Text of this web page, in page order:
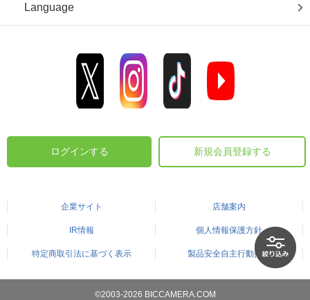
Language
ログインする 新規会員登録する
企業サイト 店舗案内
IR情報 個人情報保護方針
特定商取引法に基づく表示 製品安全自主行動指針
©2003-2026 BICCAMERA.COM